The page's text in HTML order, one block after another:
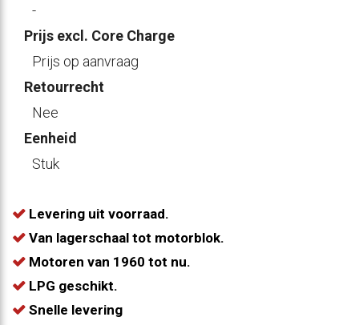
-
Prijs excl. Core Charge
Prijs op aanvraag
Retourrecht
Nee
Eenheid
Stuk
Levering uit voorraad.
Van lagerschaal tot motorblok.
Motoren van 1960 tot nu.
LPG geschikt.
Snelle levering